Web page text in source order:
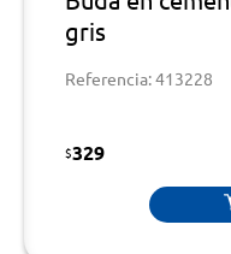
gris
Referencia: 413228
$329